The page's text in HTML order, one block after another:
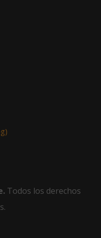
Todos los derechos